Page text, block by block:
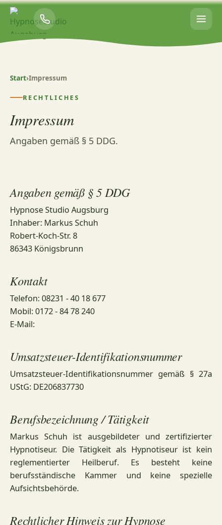
Start›Impressum
RECHTLICHES
Impressum
Angaben gemäß § 5 DDG.
Angaben gemäß § 5 DDG
Hypnose Studio Augsburg
Inhaber: Markus Schuh
Robert-Koch-Str. 8
86343 Königsbrunn
Kontakt
Telefon: 08231 - 40 18 677
Mobil: 0172 - 84 78 240
E-Mail:
Umsatzsteuer-Identifikationsnummer
Umsatzsteuer-Identifikationsnummer gemäß § 27a
UStG: DE206837730
Berufsbezeichnung / Tätigkeit
Markus Schuh ist ausgebildeter und zertifizierter
Hypnotiseur. Die Tätigkeit als Hypnotiseur ist kein
reglementierter Heilberuf. Es besteht keine
berufsständische Kammer und keine spezielle
Aufsichtsbehörde.
Rechtlicher Hinweis zur Hypnose